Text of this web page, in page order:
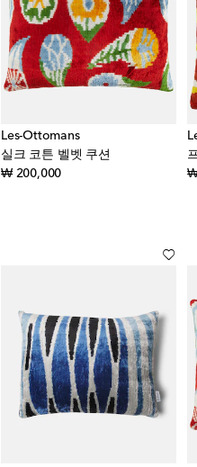
Les-Ottomans
실크 코튼 벨벳 쿠션
₩ 200,000original price
₩